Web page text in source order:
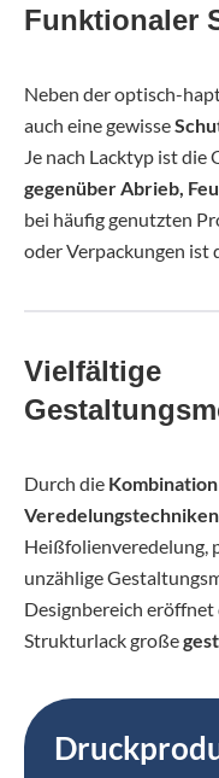
Funktionaler
Neben der optisch-
auch eine gewisse
Je nach Lacktyp ist die
gegenüber Abrieb,
bei häufig genutzten
oder Verpackungen ist
Vielfältige
Durch die
Veredelungstechniken
Heißfolienveredelung,
unzählige
Designbereich eröffnet
Strukturlack große